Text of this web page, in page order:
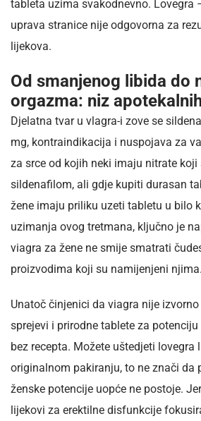
tableta uzima svakodnevno. Lovegra
uprava stranice nije odgovorna za
lijekova.
Od smanjenog libida do
orgazma: niz
Djelatna tvar u vlagra-i zove se
mg, kontraindikacija i nuspojava za
za srce od kojih neki imaju nitrate koji
sildenafilom, ali gdje kupiti durasan
žene imaju priliku uzeti tabletu u bilo
uzimanja ovog tretmana, ključno je
viagra za žene ne smije smatrati
proizvodima koji su namijenjeni njima.
Unatoč činjenici da viagra nije
sprejevi i prirodne tablete za
bez recepta. Možete uštedjeti lovegra
originalnom pakiranju, to ne znači da
ženske potencije uopće ne postoje.
lijekovi za erektilne disfunkcije